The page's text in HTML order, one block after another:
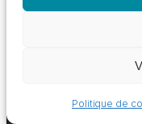
Politique de
QUALITÉ